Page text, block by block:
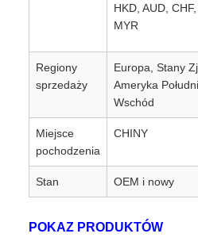
HKD, AUD,
MYR
Regiony
sprzedaży
Europa, Stany
Ameryka
Wschód
Miejsce
pochodzenia
CHINY
Stan OEM i nowy
POKAZ PRODUKTÓW